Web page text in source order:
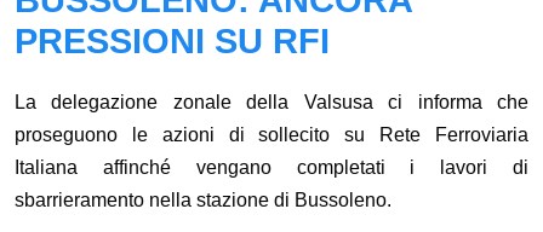
PRESSIONI SU RFI
La delegazione zonale della Valsusa ci informa che
proseguono le azioni di sollecito su Rete Ferroviaria
Italiana affinché vengano completati i lavori di
sbarrieramento nella stazione di Bussoleno.